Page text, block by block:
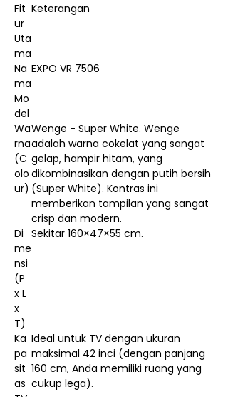
Fit
ur
Uta
ma
Keterangan
Na
ma
Mo
del
EXPO VR 7506
Wa
rna
(C
olo
ur)
Wenge - Super White. Wenge
adalah warna cokelat yang sangat
gelap, hampir hitam, yang
dikombinasikan dengan putih bersih
(Super White). Kontras ini
memberikan tampilan yang sangat
crisp dan modern.
Di
me
nsi
(P
x L
x
T)
Sekitar 160×47×55 cm.
Ka
pa
sit
as
Ideal untuk TV dengan ukuran
maksimal 42 inci (dengan panjang
160 cm, Anda memiliki ruang yang
cukup lega).